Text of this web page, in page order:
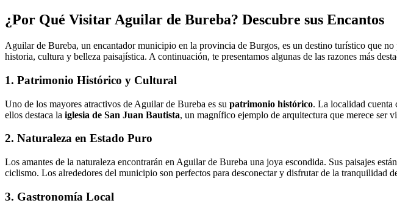
¿Por Qué Visitar Aguilar de Bureba? Descubre sus Encantos
Aguilar de Bureba, un encantador municipio en la provincia de Burgos, es un destino turístico que
historia, cultura y belleza paisajística. A continuación, te presentamos algunas de las razones más
1. Patrimonio Histórico y Cultural
Uno de los mayores atractivos de Aguilar de Bureba es su patrimonio histórico. La localidad cuenta
ellos destaca la iglesia de San Juan Bautista, un magnífico ejemplo de arquitectura que merece ser
2. Naturaleza en Estado Puro
Los amantes de la naturaleza encontrarán en Aguilar de Bureba una joya escondida. Sus paisajes
ciclismo. Los alrededores del municipio son perfectos para desconectar y disfrutar de la tranquilidad
3. Gastronomía Local